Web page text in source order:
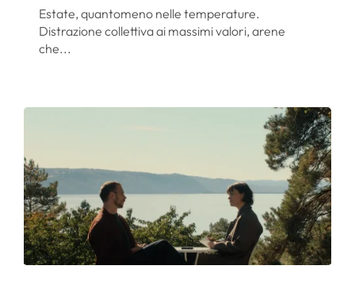
Estate, quantomeno nelle temperature.
Distrazione collettiva ai massimi valori, arene
che...